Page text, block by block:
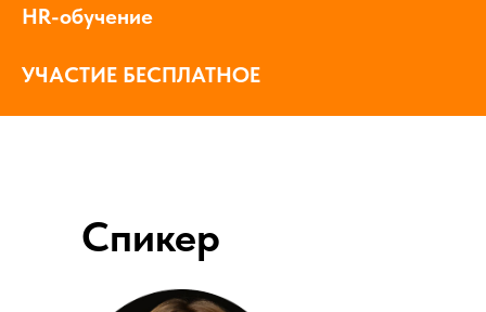
HR-обучение
УЧАСТИЕ БЕСПЛАТНОЕ
Спикер